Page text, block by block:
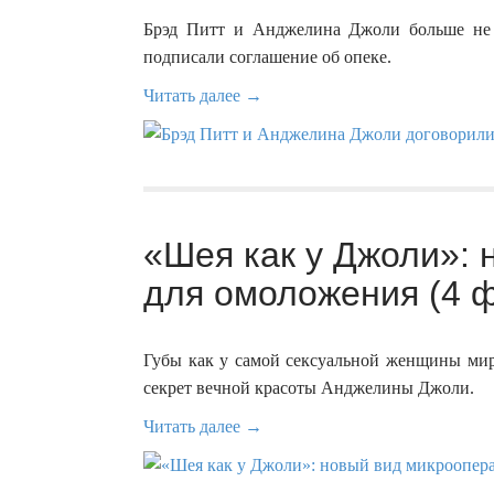
Брэд Питт и Анджелина Джоли больше не
подписали соглашение об опеке.
Читать далее →
«Шея как у Джоли»:
для омоложения (4
Губы как у самой сексуальной женщины
секрет вечной красоты Анджелины Джоли.
Читать далее →